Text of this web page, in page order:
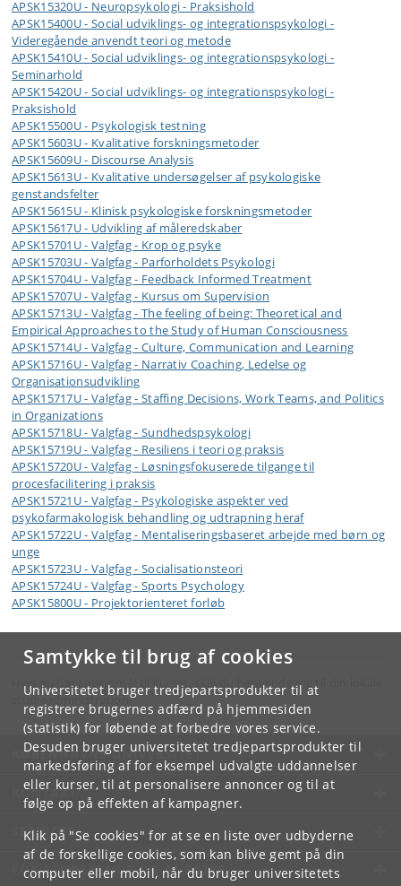
Samtykke til brug af cookies
Universitetet bruger tredjepartsprodukter til at
registrere brugernes adfærd på hjemmesiden
(statistik) for løbende at forbedre vores service.
Desuden bruger universitetet tredjepartsprodukter til
markedsføring af for eksempel udvalgte uddannelser
eller kurser, til at personalisere annoncer og til at
følge op på effekten af kampagner.
Klik på "Se cookies" for at se en liste over udbyderne
af de forskellige cookies, som kan blive gemt på din
computer eller mobil, når du bruger universitetets
APSK15320U - Neuropsykologi - Praksishold
APSK15400U - Social udviklings- og integrationspsykologi -
Videregående anvendt teori og metode
APSK15410U - Social udviklings- og integrationspsykologi -
Seminarhold
APSK15420U - Social udviklings- og integrationspsykologi -
Praksishold
APSK15500U - Psykologisk testning
APSK15603U - Kvalitative forskningsmetoder
APSK15609U - Discourse Analysis
APSK15613U - Kvalitative undersøgelser af psykologiske
genstandsfelter
APSK15615U - Klinisk psykologiske forskningsmetoder
APSK15617U - Udvikling af måleredskaber
APSK15701U - Valgfag - Krop og psyke
APSK15703U - Valgfag - Parforholdets Psykologi
APSK15704U - Valgfag - Feedback Informed Treatment
APSK15707U - Valgfag - Kursus om Supervision
APSK15713U - Valgfag - The feeling of being: Theoretical and
Empirical Approaches to the Study of Human Consciousness
APSK15714U - Valgfag - Culture, Communication and Learning
APSK15716U - Valgfag - Narrativ Coaching, Ledelse og
Organisationsudvikling
APSK15717U - Valgfag - Staffing Decisions, Work Teams, and Politics
in Organizations
APSK15718U - Valgfag - Sundhedspsykologi
APSK15719U - Valgfag - Resiliens i teori og praksis
APSK15720U - Valgfag - Løsningsfokuserede tilgange til
procesfacilitering i praksis
APSK15721U - Valgfag - Psykologiske aspekter ved
psykofarmakologisk behandling og udtrapning heraf
APSK15722U - Valgfag - Mentaliseringsbaseret arbejde med børn og
unge
APSK15723U - Valgfag - Socialisationsteori
APSK15724U - Valgfag - Sports Psychology
APSK15800U - Projektorienteret forløb
Hvis du har spørgsmål til kurset, skal du henvende dig til din lokale
studieadministration.
KØBENHAVNS UNIVERSITET
KONTAKT
SERVICES
FOR STUDERENDE OG ANSATTE